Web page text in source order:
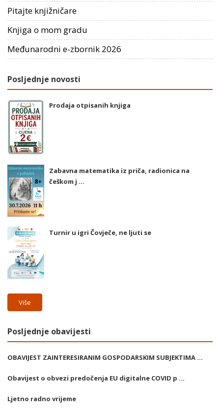
Pitajte knjižničare
Knjiga o mom gradu
Međunarodni e-zbornik 2026
Posljednje novosti
Prodaja otpisanih knjiga
Zabavna matematika iz priča, radionica na
češkom j ...
Turnir u igri Čovječe, ne ljuti se
Više
Posljednje obavijesti
OBAVIJEST ZAINTERESIRANIM GOSPODARSKIM SUBJEKTIMA ...
Obavijest o obvezi predočenja EU digitalne COVID p ...
Ljetno radno vrijeme